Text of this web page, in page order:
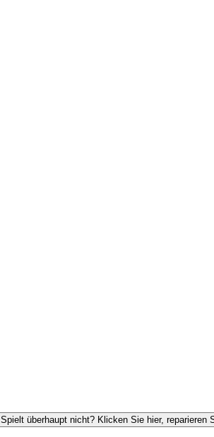
Spielt überhaupt nicht? Klicken Sie hier, reparieren